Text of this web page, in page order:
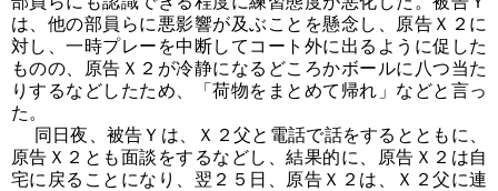
は、他の部員らに悪影響が及ぶことを懸念し、原告Ｘ２に
対し、一時プレーを中断してコート外に出るように促した
ものの、原告Ｘ２が冷静になるどころかボールに八つ当た
りするなどしたため、「荷物をまとめて帰れ」などと言っ
た。
同日夜、被告Ｙは、Ｘ２父と電話で話をするとともに、
原告Ｘ２とも面談をするなどし、結果的に、原告Ｘ２は自
宅に戻ることになり、翌２５日、原告Ｘ２は、Ｘ２父に連